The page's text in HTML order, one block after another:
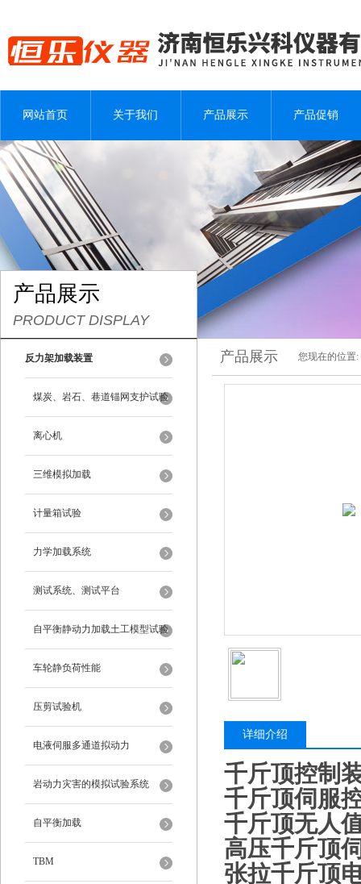
网站首页 关于我们 产品展示 产品促销
产品展示
PRODUCT DISPLAY
反力架加载装置
煤炭、岩石、巷道锚网支护试验
离心机
三维模拟加载
计量箱试验
力学加载系统
测试系统、测试平台
自平衡静动力加载土工模型试验
系统
车轮静负荷性能
压剪试验机
电液伺服多通道拟动力
岩动力灾害的模拟试验系统
自平衡加载
TBM
产品展示 您现在的位置:
详细介绍
千斤顶控制
千斤顶伺服
千斤顶无人
高压千斤顶
张拉千斤顶